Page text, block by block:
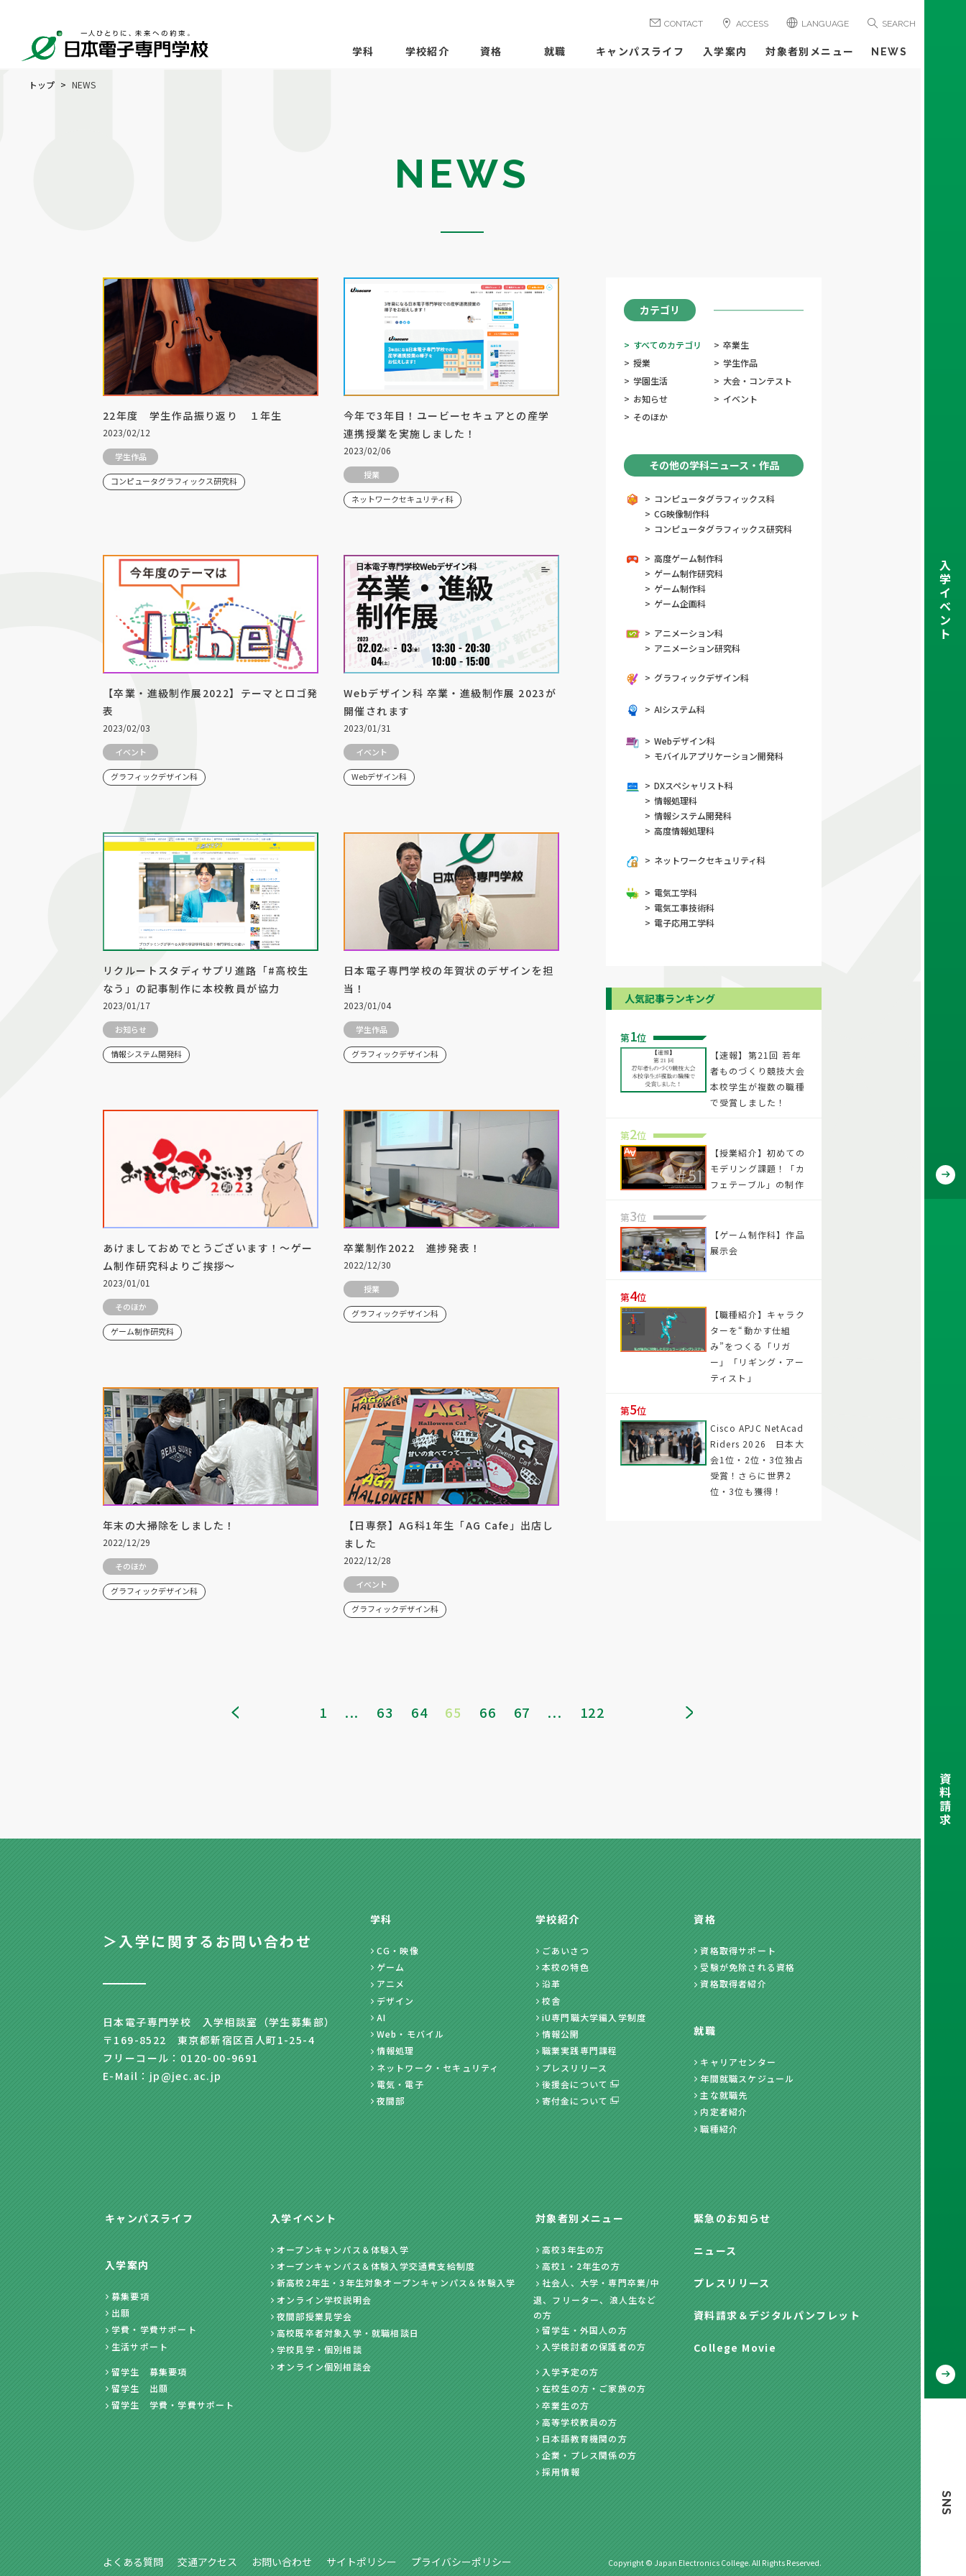
CONTACT ACCESS LANGUAGE SEARCH
学科 学校紹介 資格 就職 キャンパスライフ 入学案内 対象者別メニュー NEWS
トップ NEWS
NEWS
22年度 学生作品振り返り １年生
2023/02/12
学生作品
コンピュータグラフィックス研究科
今年で3年目！ユービーセキュアとの産学
連携授業を実施しました！
2023/02/06
授業
ネットワークセキュリティ科
【卒業・進級制作展2022】テーマとロゴ発
表
2023/02/03
イベント
グラフィックデザイン科
Webデザイン科 卒業・進級制作展 2023が
開催されます
2023/01/31
イベント
Webデザイン科
リクルートスタディサプリ進路「#高校生
なう」の記事制作に本校教員が協力
2023/01/17
お知らせ
情報システム開発科
日本電子専門学校の年賀状のデザインを担
当！
2023/01/04
学生作品
グラフィックデザイン科
あけましておめでとうございます！～ゲー
ム制作研究科よりご挨拶～
2023/01/01
そのほか
ゲーム制作研究科
卒業制作2022 進捗発表！
2022/12/30
授業
グラフィックデザイン科
年末の大掃除をしました！
2022/12/29
そのほか
グラフィックデザイン科
【日専祭】AG科1年生「AG Cafe」出店し
ました
2022/12/28
イベント
グラフィックデザイン科
1 ... 63 64 65 66 67 ... 122
カテゴリ
> すべてのカテゴリ > 卒業生
> 授業 > 学生作品
> 学園生活 > 大会・コンテスト
> お知らせ > イベント
> そのほか
その他の学科ニュース・作品
> コンピュータグラフィックス科
> CG映像制作科
> コンピュータグラフィックス研究科
> 高度ゲーム制作科
> ゲーム制作研究科
> ゲーム制作科
> ゲーム企画科
> アニメーション科
> アニメーション研究科
> グラフィックデザイン科
> AIシステム科
> Webデザイン科
> モバイルアプリケーション開発科
> DXスペシャリスト科
> 情報処理科
> 情報システム開発科
> 高度情報処理科
> ネットワークセキュリティ科
> 電気工学科
> 電気工事技術科
> 電子応用工学科
人気記事ランキング
第1位
【速報】第21回 若年
者ものづくり競技大会
本校学生が複数の職種
で受賞しました！
第2位
【授業紹介】初めての
モデリング課題！「カ
フェテーブル」の制作
第3位
【ゲーム制作科】作品
展示会
第4位
【職種紹介】キャラク
ターを“動かす仕組
み”をつくる「リガ
ー」「リギング・アー
ティスト」
第5位
Cisco APJC NetAcad
Riders 2026 日本大
会1位・2位・3位独占
受賞！さらに世界2
位・3位も獲得！
＞入学に関するお問い合わせ
日本電子専門学校 入学相談室（学生募集部）
〒169-8522 東京都新宿区百人町1-25-4
フリーコール：0120-00-9691
E-Mail：jp@jec.ac.jp
学科
CG・映像
ゲーム
アニメ
デザイン
AI
Web・モバイル
情報処理
ネットワーク・セキュリティ
電気・電子
夜間部
学校紹介
ごあいさつ
本校の特色
沿革
校舎
iU専門職大学編入学制度
情報公開
職業実践専門課程
プレスリリース
後援会について
寄付金について
資格
資格取得サポート
受験が免除される資格
資格取得者紹介
就職
キャリアセンター
年間就職スケジュール
主な就職先
内定者紹介
職種紹介
キャンパスライフ
入学案内
募集要項
出願
学費・学費サポート
生活サポート
留学生 募集要項
留学生 出願
留学生 学費・学費サポート
入学イベント
オープンキャンパス＆体験入学
オープンキャンパス＆体験入学交通費支給制度
新高校2年生・3年生対象オープンキャンパス＆体験入学
オンライン学校説明会
夜間部授業見学会
高校既卒者対象入学・就職相談日
学校見学・個別相談
オンライン個別相談会
対象者別メニュー
高校3年生の方
高校1・2年生の方
社会人、大学・専門卒業/中
退、フリーター、浪人生など
の方
留学生・外国人の方
入学検討者の保護者の方
入学予定の方
在校生の方・ご家族の方
卒業生の方
高等学校教員の方
日本語教育機関の方
企業・プレス関係の方
採用情報
緊急のお知らせ
ニュース
プレスリリース
資料請求 ＆デジタルパンフレット
College Movie
よくある質問 交通アクセス お問い合わせ サイトポリシー プライバシーポリシー Copyright © Japan Electronics College. All Rights Reserved.
入
学
イ
ベ
ン
ト
資
料
請
求
SNS